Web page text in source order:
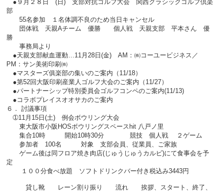
●９月２８日 (日) 支部対抗ゴルフ大会 関西クラシックゴルフ倶楽
部
55名参加 １名体調不良のため当日キャンセル
団体戦 天親Aチーム 優勝 個人戦 天親支部 平本さん 優
勝
事務局より
●天親支部献血運動…11月28日(金) AM：㈱コーユービジネス／
PM：サン美術印刷㈱
●マスターズ俱楽部の集いのご案内（11/18）
●第52回大阪印刷産業人ゴルフ大会のご案内（11/27）
●パートナーシップ特別委員会ゴルフコンペのご案内(11/13)
●コラボプレイスオオサカのご案内
６． 討議事項
➀11月15日(土) 例会ボウリング大会
東大阪市小阪HOSボウリングスペースhit 八戸ノ里
集合10時 開始10時30分 競技 個人戦 ２ゲーム
参加者 100名 対象 支部会員、従業員、ご家族
ゲーム後は同フロア焼き肉店(じゅうじゅうカルビ)にて食事会を予
定
１００分食べ放題 ソフトドリンクバー付き税込み3443円
貸し靴 レーン割り振り 流れ 挨拶、スタート、終了、